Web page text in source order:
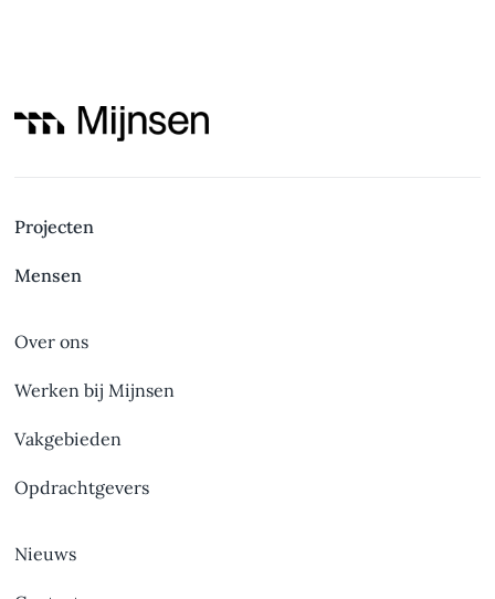
Projecten
Mensen
Over ons
Werken bij Mijnsen
Vakgebieden
Opdrachtgevers
Nieuws